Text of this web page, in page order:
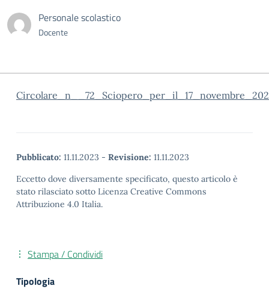
Personale scolastico
Docente
Pubblicato: 11.11.2023 - Revisione: 11.11.2023
Eccetto dove diversamente specificato, questo articolo è
stato rilasciato sotto Licenza Creative Commons
Attribuzione 4.0 Italia.
Stampa / Condividi
Tipologia